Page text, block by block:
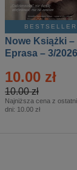
BESTSELLER
Nowe Książki –
Eprasa – 3/2026
10.00 zł
10.00 zł
Najniższa cena z
dni: 10.00 zł